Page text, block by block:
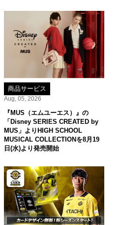
商品サービス
Aug, 05, 2026
『MUS（エムユーエス）』の
「Disney SERIES CREATED by
MUS」よりHIGH SCHOOL
MUSICAL COLLECTIONを8月19
日(水)より発売開始